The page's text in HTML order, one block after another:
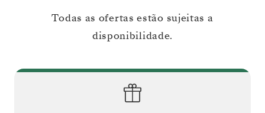
Todas as ofertas estão sujeitas a
disponibilidade.